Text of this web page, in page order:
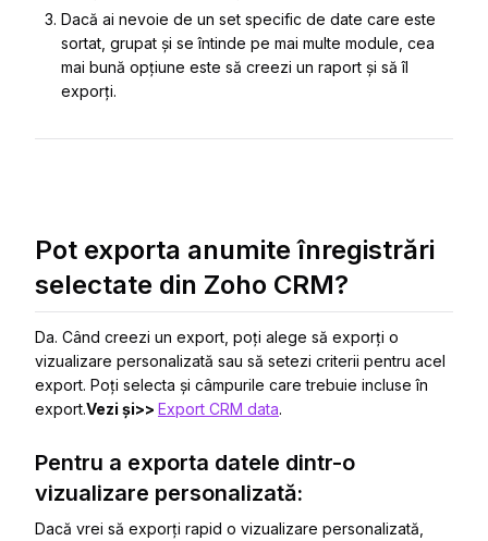
Dacă ai nevoie de un set specific de date care este
sortat, grupat și se întinde pe mai multe module, cea
mai bună opțiune este să creezi un raport și să îl
exporți.
Pot exporta anumite înregistrări
selectate din Zoho CRM?
Da. Când creezi un export, poți alege să exporți o
vizualizare personalizată sau să setezi criterii pentru acel
export. Poți selecta și câmpurile care trebuie incluse în
export.Vezi și>> Export CRM data.
Pentru a exporta datele dintr-o
vizualizare personalizată:
Dacă vrei să exporți rapid o vizualizare personalizată,